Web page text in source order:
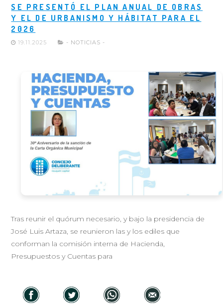
SE PRESENTÓ EL PLAN ANUAL DE OBRAS
Y EL DE URBANISMO Y HÁBITAT PARA EL
2026
19.11.2025 - NOTICIAS -
Tras reunir el quórum necesario, y bajo la presidencia de
José Luis Artaza, se reunieron las y los ediles que
conforman la comisión interna de Hacienda,
Presupuestos y Cuentas para